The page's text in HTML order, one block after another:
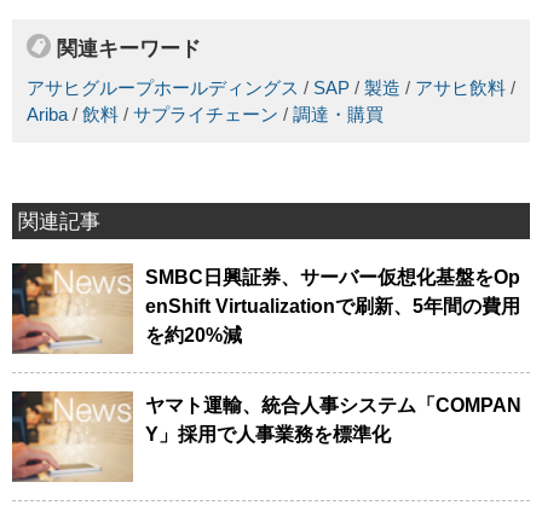
関連キーワード
アサヒグループホールディングス / SAP / 製造 / アサヒ飲料 /
Ariba / 飲料 / サプライチェーン / 調達・購買
関連記事
SMBC日興証券、サーバー仮想化基盤をOp
enShift Virtualizationで刷新、5年間の費用
を約20%減
ヤマト運輸、統合人事システム「COMPAN
Y」採用で人事業務を標準化